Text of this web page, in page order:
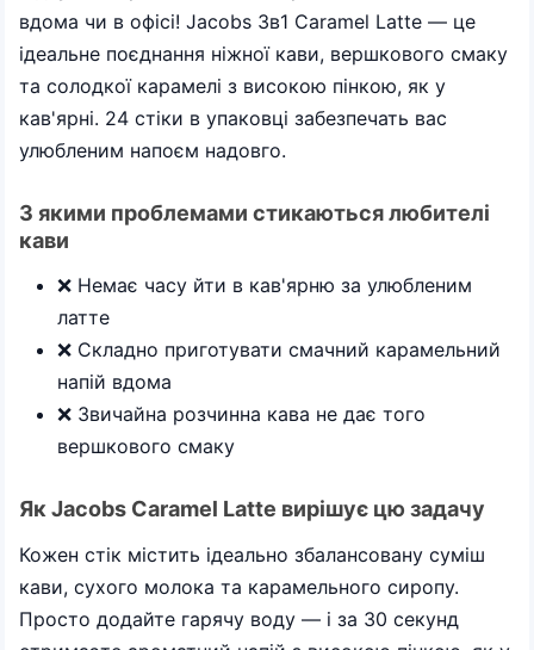
вдома чи в офісі! Jacobs 3в1 Caramel Latte — це
ідеальне поєднання ніжної кави, вершкового смаку
та солодкої карамелі з високою пінкою, як у
кав'ярні. 24 стіки в упаковці забезпечать вас
улюбленим напоєм надовго.
З якими проблемами стикаються любителі
кави
❌ Немає часу йти в кав'ярню за улюбленим
латте
❌ Складно приготувати смачний карамельний
напій вдома
❌ Звичайна розчинна кава не дає того
вершкового смаку
Як Jacobs Caramel Latte вирішує цю задачу
Кожен стік містить ідеально збалансовану суміш
кави, сухого молока та карамельного сиропу.
Просто додайте гарячу воду — і за 30 секунд